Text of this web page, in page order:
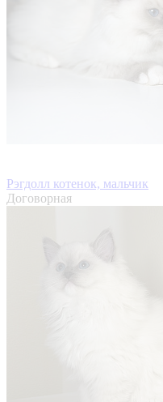
Рэгдолл котенок, мальчик
Договорная